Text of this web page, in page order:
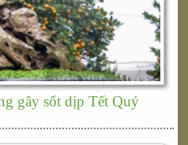
gây sốt dịp Tết Quý